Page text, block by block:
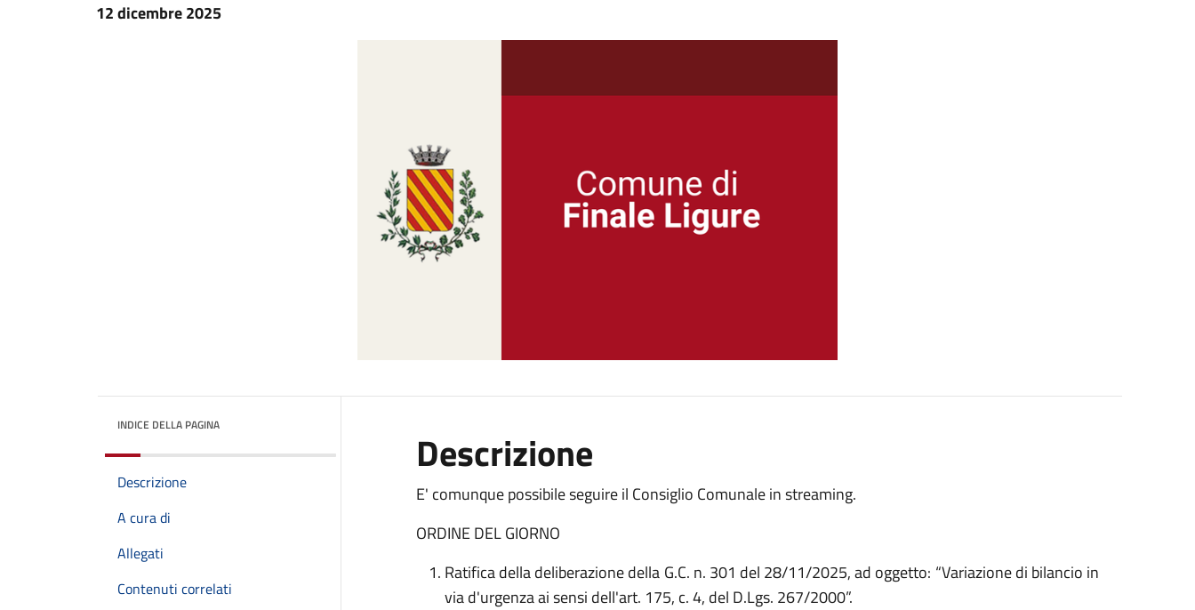
12 dicembre 2025
INDICE DELLA PAGINA
Descrizione
A cura di
Allegati
Contenuti correlati
Descrizione
E' comunque possibile seguire il Consiglio Comunale in streaming.
ORDINE DEL GIORNO
Ratifica della deliberazione della G.C. n. 301 del 28/11/2025, ad oggetto: “Variazione di bilancio in
via d'urgenza ai sensi dell'art. 175, c. 4, del D.Lgs. 267/2000”.